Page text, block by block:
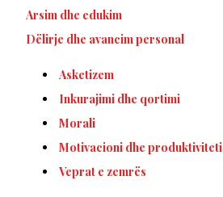
Arsim dhe edukim
Dëlirje dhe avancim personal
Asketizem
Inkurajimi dhe qortimi
Morali
Motivacioni dhe produktiviteti
Veprat e zemrës